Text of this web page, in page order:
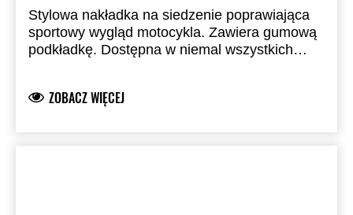
Stylowa nakładka na siedzenie poprawiająca
sportowy wygląd motocykla. Zawiera gumową
podkładkę. Dostępna w niemal wszystkich
ZOBACZ WIĘCEJ